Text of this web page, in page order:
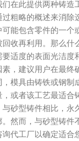
在此提供两种铸造
粗略的概述来消除
能包含零件的一
收再利用。那么
适度的表面光洁
，建议用户在最终
，模具由铸铁或钢
或者该工艺最适合
砂型铸件相比，
然而，与砂型铸
代工厂以确定适合